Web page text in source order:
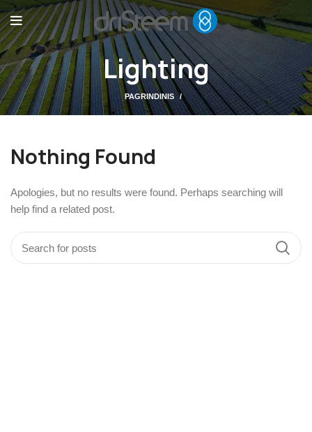
Lighting
PAGRINDINIS
Nothing Found
Apologies, but no results were found. Perhaps searching will
help find a related post.